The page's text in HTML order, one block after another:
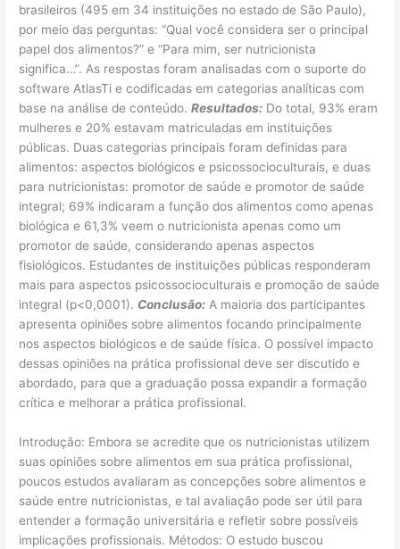
brasileiros (495 em 34 instituições no estado de São Paulo),
por meio das perguntas: “Qual você considera ser o principal
papel dos alimentos?” e “Para mim, ser nutricionista
significa…”. As respostas foram analisadas com o suporte do
software AtlasTi e codificadas em categorias analíticas com
base na análise de conteúdo.Resultados: Do total, 93% eram
mulheres e 20% estavam matriculadas em instituições
públicas. Duas categorias principais foram definidas para
alimentos: aspectos biológicos e psicossocioculturais, e duas
para nutricionistas: promotor de saúde e promotor de saúde
integral; 69% indicaram a função dos alimentos como apenas
biológica e 61,3% veem o nutricionista apenas como um
promotor de saúde, considerando apenas aspectos
fisiológicos. Estudantes de instituições públicas responderam
mais para aspectos psicossocioculturais e promoção de saúde
integral (p<0,0001). Conclusão: A maioria dos participantes
apresenta opiniões sobre alimentos focando principalmente
nos aspectos biológicos e de saúde física. O possível impacto
dessas opiniões na prática profissional deve ser discutido e
abordado, para que a graduação possa expandir a formação
crítica e melhorar a prática profissional.
​Introdução: Embora se acredite que os nutricionistas utilizem
suas opiniões sobre alimentos em sua prática profissional,
poucos estudos avaliaram as concepções sobre alimentos e
saúde entre nutricionistas, e tal avaliação pode ser útil para
entender a formação universitária e refletir sobre possíveis
implicações profissionais. Métodos: O estudo buscou